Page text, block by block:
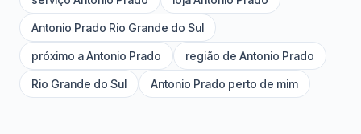
Antonio Prado Rio Grande do Sul
próximo a Antonio Prado região de Antonio Prado
Rio Grande do Sul Antonio Prado perto de mim